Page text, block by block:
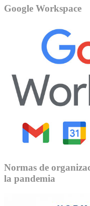
Google Workspace
Normas de
la pandemia